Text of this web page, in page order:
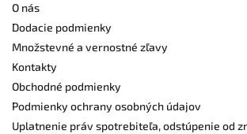
O nás
Dodacie podmienky
Množstevné a vernostné zľavy
Kontakty
Obchodné podmienky
Podmienky ochrany osobných údajov
Uplatnenie práv spotrebiteľa, odstúpenie od